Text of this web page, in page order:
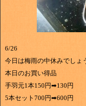
6/26
今日は梅雨の中休みでしょ
本日のお買い得品
手羽元1本150円➡130円
5本セット700円➡600円